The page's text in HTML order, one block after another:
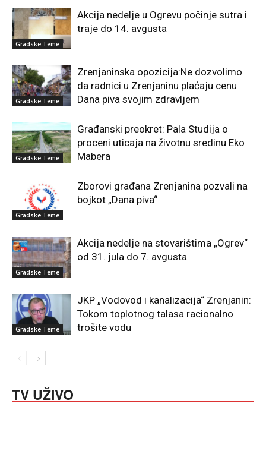
Gradske Teme
Akcija nedelje u Ogrevu počinje sutra i
traje do 14. avgusta
Gradske Teme
Zrenjaninska opozicija:Ne dozvolimo
da radnici u Zrenjaninu plaćaju cenu
Dana piva svojim zdravljem
Gradske Teme
Građanski preokret: Pala Studija o
proceni uticaja na životnu sredinu Eko
Mabera
Gradske Teme
Zborovi građana Zrenjanina pozvali na
bojkot „Dana piva“
Gradske Teme
Akcija nedelje na stovarištima „Ogrev“
od 31. jula do 7. avgusta
Gradske Teme
JKP „Vodovod i kanalizacija“ Zrenjanin:
Tokom toplotnog talasa racionalno
trošite vodu
TV UŽIVO